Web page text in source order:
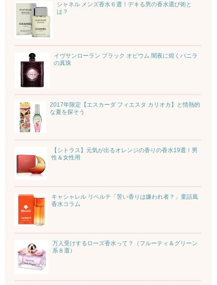
シャネル メンズ香水６選！デキる男の香水選び術と
は？
イヴサンローラン ブラック オピウム 闇夜に煌くバニラ
の真珠
2017年限定【エスカーダ フィエスタ カリオカ】と情熱的
な夏を探そう
【シトラス】元気が出るオレンジの香りの香水19選！男
性＆女性用
キャシャレル リベルテ「苦い香りは嫌われ者？」童話風
香水コラム
万人受けするローズ香水って？（フルーティ＆グリーン
系８選）